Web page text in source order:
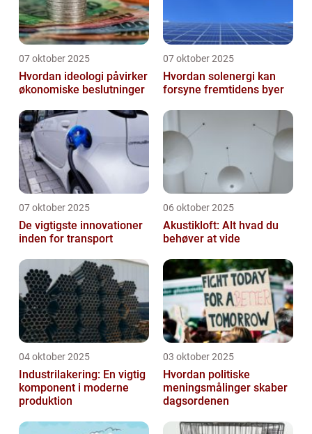
07 oktober 2025
Hvordan ideologi påvirker
økonomiske beslutninger
07 oktober 2025
Hvordan solenergi kan
forsyne fremtidens byer
07 oktober 2025
De vigtigste innovationer
inden for transport
06 oktober 2025
Akustikloft: Alt hvad du
behøver at vide
04 oktober 2025
Industrilakering: En vigtig
komponent i moderne
produktion
03 oktober 2025
Hvordan politiske
meningsmålinger skaber
dagsordenen